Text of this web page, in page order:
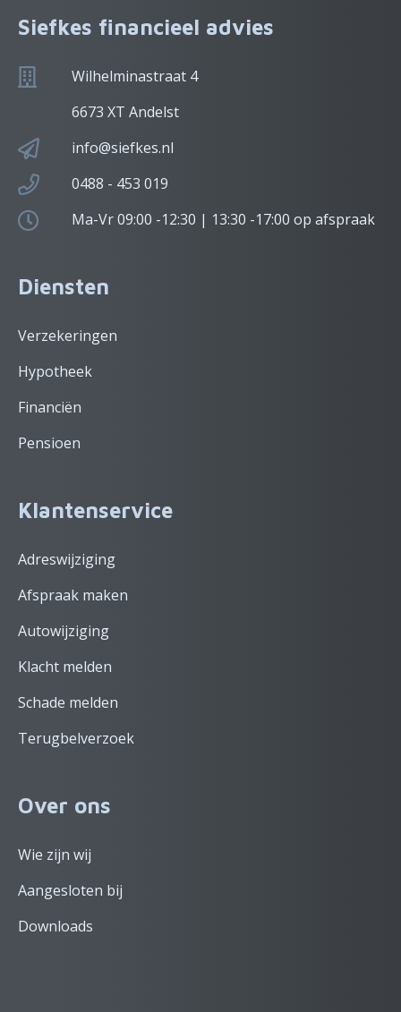
Siefkes financieel advies
Wilhelminastraat 4
6673 XT Andelst
info@siefkes.nl
0488 - 453 019
Ma-Vr 09:00 -12:30 | 13:30 -17:00 op afspraak
Diensten
Verzekeringen
Hypotheek
Financiën
Pensioen
Klantenservice
Adreswijziging
Afspraak maken
Autowijziging
Klacht melden
Schade melden
Terugbelverzoek
Over ons
Wie zijn wij
Aangesloten bij
Downloads